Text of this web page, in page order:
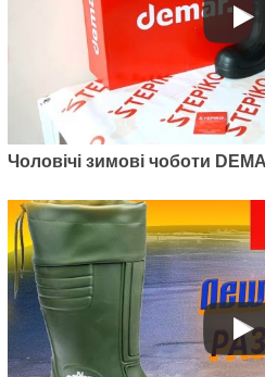
Чоловічі зимові чоботи